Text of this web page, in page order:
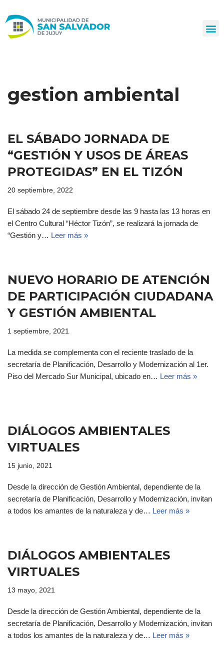
al
gestion ambiental
EL SÁBADO JORNADA DE
“GESTIÓN Y USOS DE ÁREAS
PROTEGIDAS” EN EL TIZÓN
20 septiembre, 2022
El sábado 24 de septiembre desde las 9 hasta las 13 horas en
el Centro Cultural “Héctor Tizón”, se realizará la jornada de
“Gestión y… Leer más »
NUEVO HORARIO DE ATENCIÓN
DE PARTICIPACIÓN CIUDADANA
Y GESTIÓN AMBIENTAL
1 septiembre, 2021
La medida se complementa con el reciente traslado de la
secretaría de Planificación, Desarrollo y Modernización al 1er.
Piso del Mercado Sur Municipal, ubicado en… Leer más »
DIÁLOGOS AMBIENTALES
VIRTUALES
15 junio, 2021
Desde la dirección de Gestión Ambiental, dependiente de la
secretaría de Planificación, Desarrollo y Modernización, invitan
a todos los amantes de la naturaleza y de… Leer más »
DIÁLOGOS AMBIENTALES
VIRTUALES
13 mayo, 2021
Desde la dirección de Gestión Ambiental, dependiente de la
secretaría de Planificación, Desarrollo y Modernización, invitan
a todos los amantes de la naturaleza y de… Leer más »